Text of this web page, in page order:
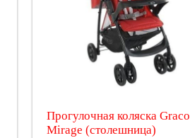
Прогулочная коляска Graco
Mirage (столешница)